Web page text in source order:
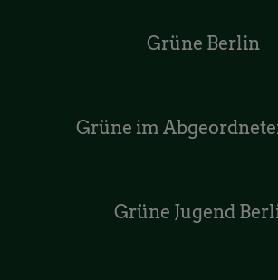
Grüne Berlin
Grüne im
Grüne Jugend